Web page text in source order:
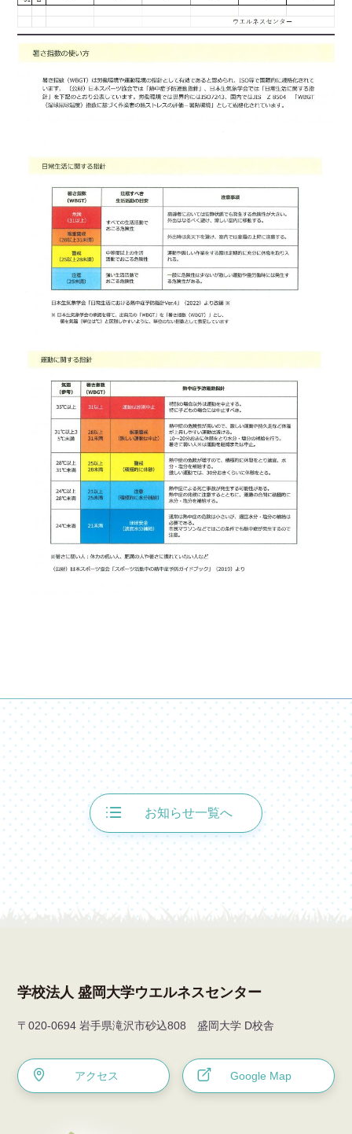
お知らせ一覧へ
学校法人 盛岡大学ウエルネスセンター
〒020-0694 岩手県滝沢市砂込808 盛岡大学 D校舎
アクセス Google Map